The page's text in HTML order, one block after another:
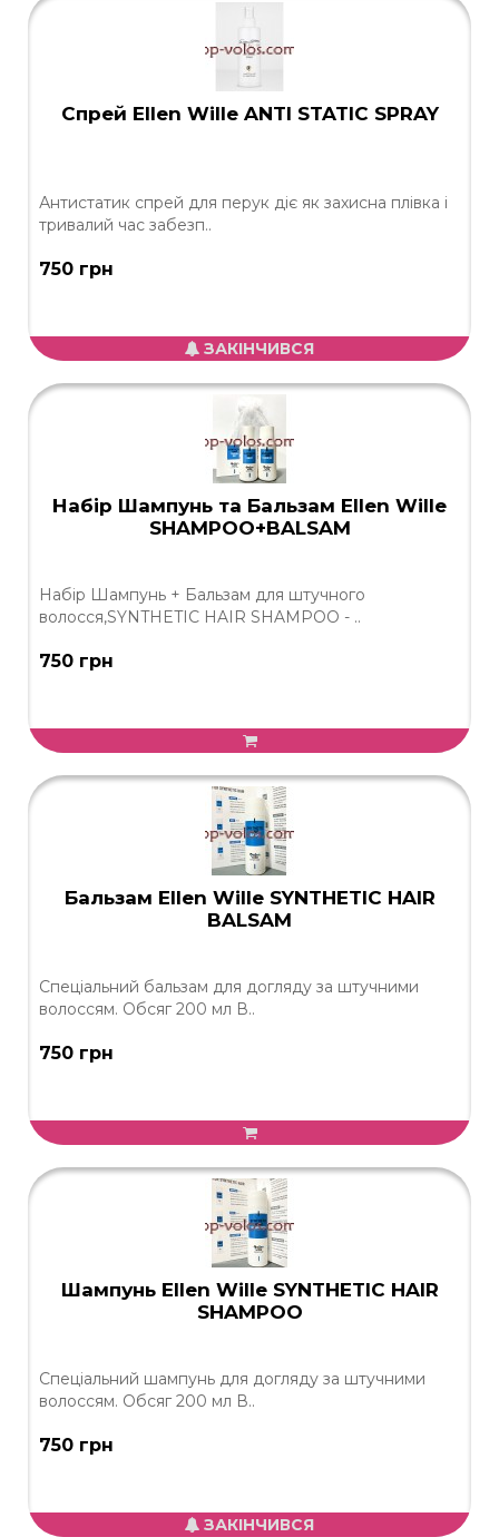
Спрей Ellen Wille ANTI STATIC SPRAY
Антистатик спрей для перук діє як захисна плівка і
тривалий час забезп..
750 грн
ЗАКІНЧИВСЯ
Набір Шампунь та Бальзам Ellen Wille
SHAMPOO+BALSAM
Набір Шампунь + Бальзам для штучного
волосся,SYNTHETIC HAIR SHAMPOO - ..
750 грн
Бальзам Ellen Wille SYNTHETIC HAIR
BALSAM
Спеціальний бальзам для догляду за штучними
волоссям. Обсяг 200 мл В..
750 грн
Шампунь Ellen Wille SYNTHETIC HAIR
SHAMPOO
Спеціальний шампунь для догляду за штучними
волоссям. Обсяг 200 мл В..
750 грн
ЗАКІНЧИВСЯ